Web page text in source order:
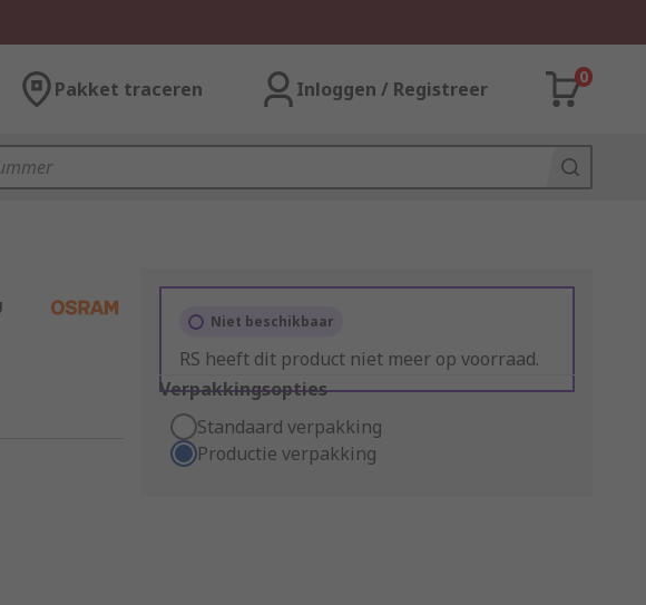
Pakket traceren Inloggen / Registreer
0
Niet beschikbaar
RS heeft dit product niet meer op voorraad.
Verpakkingsopties
Standaard verpakking
Productie verpakking